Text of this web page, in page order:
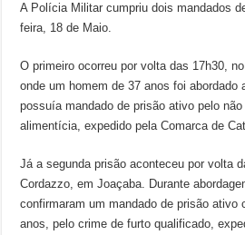
A Polícia Militar cumpriu dois mandados
feira, 18 de Maio.
O primeiro ocorreu por volta das 17h30,
onde um homem de 37 anos foi abordado
possuía mandado de prisão ativo pelo
alimentícia, expedido pela Comarca de
Já a segunda prisão aconteceu por volta
Cordazzo, em Joaçaba. Durante
confirmaram um mandado de prisão ativo
anos, pelo crime de furto qualificado,